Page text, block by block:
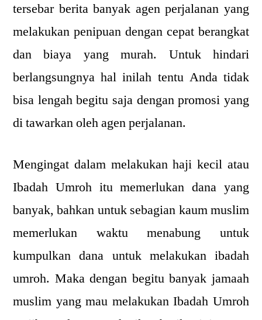
tersebar berita banyak agen perjalanan yang
melakukan penipuan dengan cepat berangkat
dan biaya yang murah. Untuk hindari
berlangsungnya hal inilah tentu Anda tidak
bisa lengah begitu saja dengan promosi yang
di tawarkan oleh agen perjalanan.
Mengingat dalam melakukan haji kecil atau
Ibadah Umroh itu memerlukan dana yang
banyak, bahkan untuk sebagian kaum muslim
memerlukan waktu menabung untuk
kumpulkan dana untuk melakukan ibadah
umroh. Maka dengan begitu banyak jamaah
muslim yang mau melakukan Ibadah Umroh